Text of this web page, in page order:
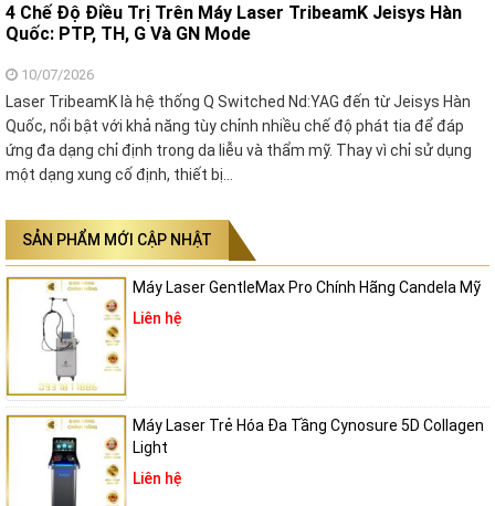
4 Chế Độ Điều Trị Trên Máy Laser TribeamK Jeisys Hàn
Quốc: PTP, TH, G Và GN Mode
10/07/2026
Laser TribeamK là hệ thống Q Switched Nd:YAG đến từ Jeisys Hàn
Quốc, nổi bật với khả năng tùy chỉnh nhiều chế độ phát tia để đáp
ứng đa dạng chỉ định trong da liễu và thẩm mỹ. Thay vì chỉ sử dụng
một dạng xung cố định, thiết bị…
SẢN PHẨM MỚI CẬP NHẬT
Máy Laser GentleMax Pro Chính Hãng Candela Mỹ
Liên hệ
Máy Laser Trẻ Hóa Đa Tầng Cynosure 5D Collagen
Light
Liên hệ